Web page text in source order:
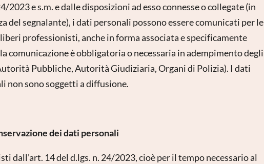
e s.m. e dalle disposizioni ad esso connesse o collegate (in
segnalante), i dati personali possono essere comunicati per le
professionisti, anche in forma associata e specificamente
è obbligatoria o necessaria in adempimento degli
Pubbliche, Autorità Giudiziaria, Organi di Polizia). I dati
non sono soggetti a diffusione.
dei dati personali
dall’art. 14 del d.lgs. n. 24/2023, cioè per il tempo necessario al